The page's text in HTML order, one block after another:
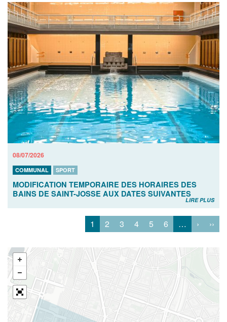
08/07/2026
COMMUNAL SPORT
MODIFICATION TEMPORAIRE DES HORAIRES DES
BAINS DE SAINT-JOSSE AUX DATES SUIVANTES
LIRE PLUS
1 2 3 4 5 6 … › ››